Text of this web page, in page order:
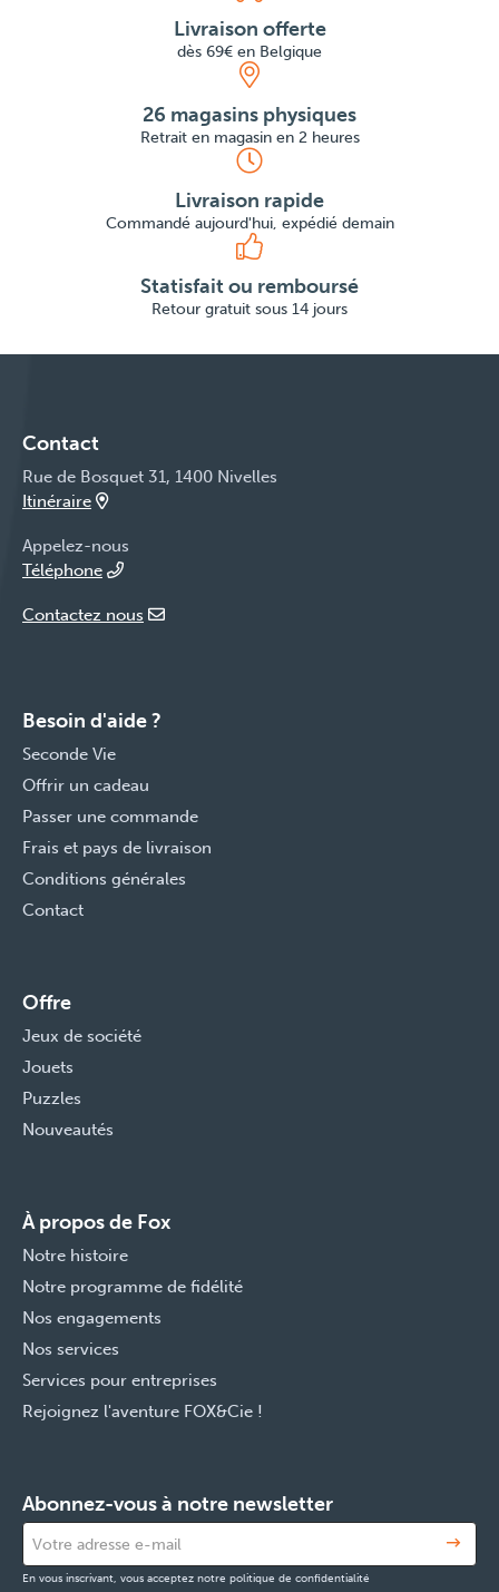
Livraison offerte
dès 69€ en Belgique
26 magasins physiques
Retrait en magasin en 2 heures
Livraison rapide
Commandé aujourd'hui, expédié demain
Statisfait ou remboursé
Retour gratuit sous 14 jours
Contact
Rue de Bosquet 31, 1400 Nivelles
Itinéraire
Appelez-nous
Téléphone
Contactez nous
Besoin d'aide ?
Seconde Vie
Offrir un cadeau
Passer une commande
Frais et pays de livraison
Conditions générales
Contact
Offre
Jeux de société
Jouets
Puzzles
Nouveautés
À propos de Fox
Notre histoire
Notre programme de fidélité
Nos engagements
Nos services
Services pour entreprises
Rejoignez l'aventure FOX&Cie !
Abonnez-vous à notre newsletter
En vous inscrivant, vous acceptez notre politique de confidentialité